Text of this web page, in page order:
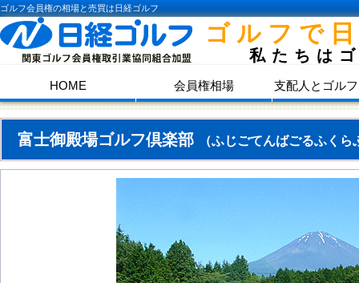
ゴルフ会員権の相場と売買は日経ゴルフ
ゴルフで
私たちは
HOME 会員権相場 支配人とゴル
富士御殿場ゴルフ倶楽部 （ふじごてんばごるふくら